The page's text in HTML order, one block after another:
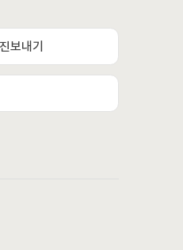
보내기
담채널 (09:00 ~ 22:00)
채널 문의하기
또는